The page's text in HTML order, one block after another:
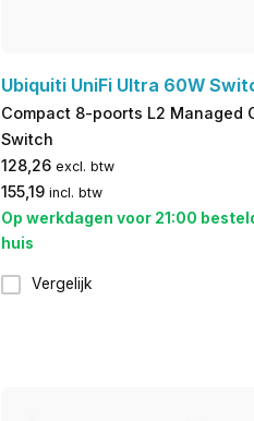
Ubiquiti UniFi Ultra 60W
Compact 8-poorts L2 Managed
Switch
128,26 excl. btw
155,19 incl. btw
Op werkdagen voor 21:00
huis
Vergelijk